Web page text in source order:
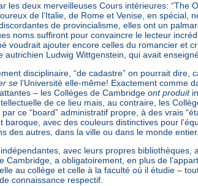
les deux merveilleuses Cours intérieures: “The
de l’Italie, de Rome et Venise, en
de provincialisme, elles ont un
noms suffiront pour convaincre le lecteur
voudrait ajouter encore celles du romancier et
Ludwig Wittgenstein, qui avait enseigné
disciplinaire, “de cadastre” on pourrait
se l’Université elle-même! Exactement comme
– les Collèges de Cambridge ont produit
de ce lieu mais, au contraire, les
ce “board” administratif propre, à des vrais
avec des couleurs distinctives pour
des autres, dans la ville ou dans le monde
avec leurs propres
a obligatoirement, en plus de
au collège et celle à la faculté où il étudie –
connaissance respectif.